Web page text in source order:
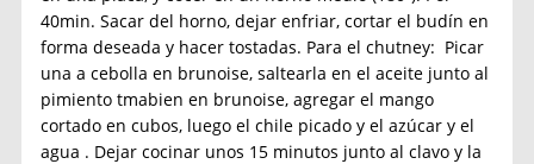
40min. Sacar del horno, dejar enfriar, cortar el budín en
forma deseada y hacer tostadas. Para el chutney: Picar
una a cebolla en brunoise, saltearla en el aceite junto al
pimiento tmabien en brunoise, agregar el mango
cortado en cubos, luego el chile picado y el azúcar y el
agua . Dejar cocinar unos 15 minutos junto al clavo y la